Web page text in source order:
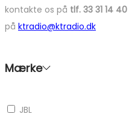
kontakte os på tlf. 33 31 14 40
på ktradio@ktradio.dk
Mærke
JBL